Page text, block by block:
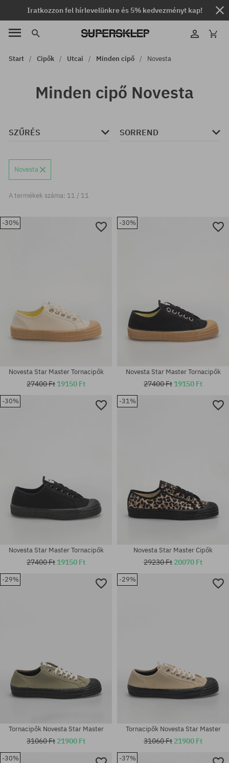
Iratkozzon fel hírlevelünkre és 5% kedvezményt kap!
Start Cipők Utcai Minden cipő Novesta
Minden cipő Novesta
SZŰRÉS SORREND
Novesta
A termékek száma: 11 / 11
-30%
Novesta Star Master Tornacipők
27400 Ft 19150 Ft
-30%
Novesta Star Master Tornacipők
27400 Ft 19150 Ft
-30%
Novesta Star Master Tornacipők
27400 Ft 19150 Ft
-31%
Novesta Star Master Cipők
29230 Ft 20070 Ft
-29%
Tornacipők Novesta Star Master
31060 Ft 21900 Ft
-29%
Tornacipők Novesta Star Master
31060 Ft 21900 Ft
-30% -37%